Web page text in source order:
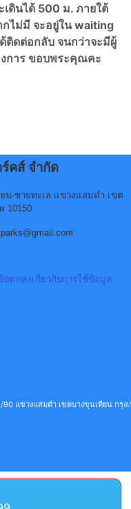
ดินได้ 500 ม. ภายใต้
ไม่มี จะอยู่ใน waiting
ติดต่อกลับ จนกว่าจะมีผู้
การ ขอบพระคุณคะ
คส์ จำกัด
น-ชายทะเล แขวงแสมดำ เขต
10150
อตกลงเกี่ยวกับการใช้ข้อมูล
แขวงแสมดำ เขตบางขุนเทียน กรุ